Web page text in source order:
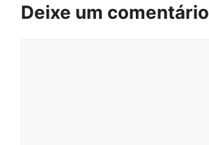
Deixe um comentário